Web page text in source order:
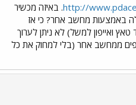
http://3. באיזה מכשיר
באמצעות מחשב אחר? כי אז
טאץ ואייפון למשל) לא ניתן לערוך
ממחשב אחר (בלי למחוק את כל